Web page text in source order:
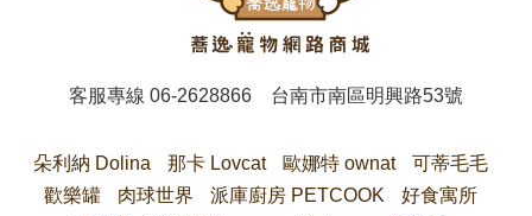
客服專線06-2628866 台南市南區明興路53號
朵利納 Dolina 那卡 Lovcat 歐娜特 ownat
可蒂毛毛
歡樂罐
肉球世界 派庫廚房 PETCOOK
好食寓所